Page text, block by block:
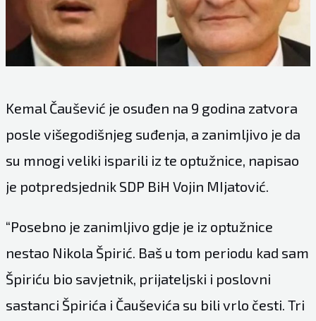
Kemal Čaušević je osuđen na 9 godina zatvora
posle višegodišnjeg suđenja, a zanimljivo je da
su mnogi veliki isparili iz te optužnice, napisao
je potpredsjednik SDP BiH Vojin MIjatović.
“Posebno je zanimljivo gdje je iz optužnice
nestao Nikola Špirić. Baš u tom periodu kad sam
Špiriću bio savjetnik, prijateljski i poslovni
sastanci Špirića i Čauševića su bili vrlo česti. Tri